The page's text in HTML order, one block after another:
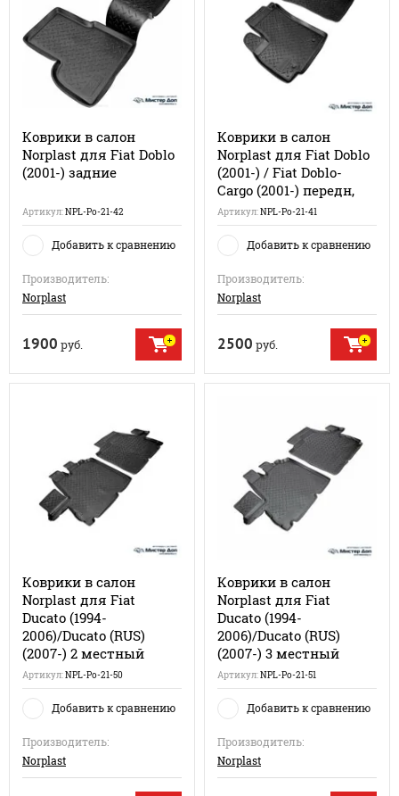
Коврики в салон
Norplast для Fiat Doblo
(2001-) задние
Артикул:NPL-Po-21-42
Добавить к сравнению
Производитель:
Norplast
1900 руб.
Коврики в салон
Norplast для Fiat Doblo
(2001-) / Fiat Doblo-
Cargo (2001-) передн,
Артикул:NPL-Po-21-41
Добавить к сравнению
Производитель:
Norplast
2500 руб.
Коврики в салон
Norplast для Fiat
Ducato (1994-
2006)/Ducato (RUS)
(2007-) 2 местный
Артикул:NPL-Po-21-50
Добавить к сравнению
Производитель:
Norplast
Коврики в салон
Norplast для Fiat
Ducato (1994-
2006)/Ducato (RUS)
(2007-) 3 местный
Артикул:NPL-Po-21-51
Добавить к сравнению
Производитель:
Norplast